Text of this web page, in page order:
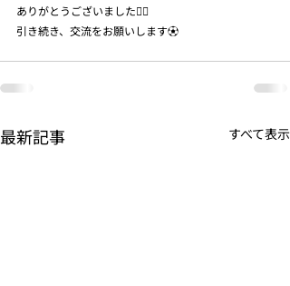
ありがとうございました🙇‍♀️
引き続き、交流をお願いします⚽️
最新記事 すべて表示